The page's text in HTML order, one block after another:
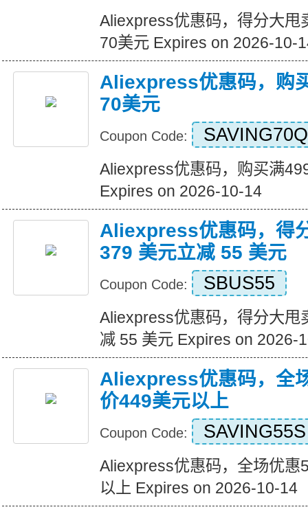
Aliexpress优惠码，得分大甩
70美元 Expires on 2026-10-
Aliexpress优惠码，购
70美元
Coupon Code: SAVING70Q
Aliexpress优惠码，购买满
Expires on 2026-10-14
Aliexpress优惠码，得
379 美元立减 55 美元
Coupon Code: SBUS55
Aliexpress优惠码，得分大甩
减 55 美元 Expires on 2026-
Aliexpress优惠码，全
价449美元以上
Coupon Code: SAVING55S
Aliexpress优惠码，全场优惠
以上 Expires on 2026-10-14